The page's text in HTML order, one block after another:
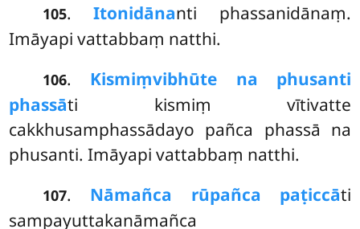
105.Itonidānanti phassanidānaṃ.
Imāyapi vattabbaṃ natthi.
106. Kismiṃvibhūte na phusanti
phassāti kismiṃ vītivatte
cakkhusamphassādayo pañca phassā na
phusanti. Imāyapi vattabbaṃ natthi.
107. Nāmañca rūpañca paṭiccāti
sampayuttakanāmañca